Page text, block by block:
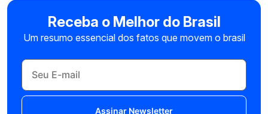
Receba o Melhor do Brasil
Um resumo essencial dos fatos que movem o brasil
Assinar Newsletter